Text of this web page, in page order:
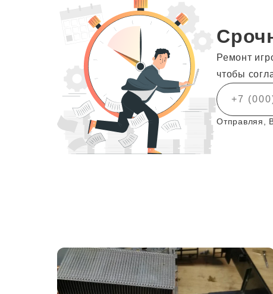
Ремонт
чтобы
Отправляя,